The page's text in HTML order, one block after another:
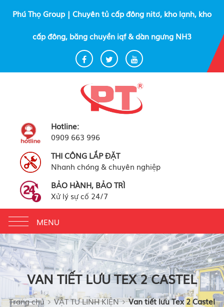
Phú Thọ Group | Chuyên tủ cấp đông nitơ, kho lạnh, kho
cấp đông, băng chuyền iqf & dàn ngưng NH3
Hotline:
0909 663 996
THI CÔNG LẮP ĐẶT
Nhanh chóng & chuyên nghiệp
BẢO HÀNH, BẢO TRÌ
Xử lý sự cố 24/7
Toggle
navigation
MENU
VAN TIẾT LƯU TEX 2 CASTEL
Trang chủ VẬT TƯ LINH KIỆN Van tiết lưu Tex 2 Castel